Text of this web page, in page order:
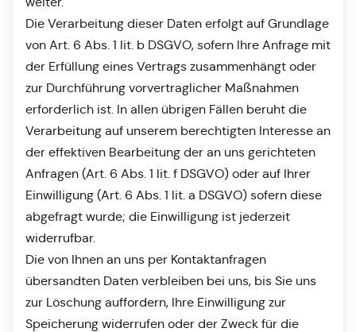
Die Verarbeitung dieser Daten erfolgt auf Grundlage
von Art. 6 Abs. 1 lit. b DSGVO, sofern Ihre Anfrage mit
der Erfüllung eines Vertrags zusammenhängt oder
zur Durchführung vorvertraglicher Maßnahmen
erforderlich ist. In allen übrigen Fällen beruht die
Verarbeitung auf unserem berechtigten Interesse an
der effektiven Bearbeitung der an uns gerichteten
Anfragen (Art. 6 Abs. 1 lit. f DSGVO) oder auf Ihrer
Einwilligung (Art. 6 Abs. 1 lit. a DSGVO) sofern diese
abgefragt wurde; die Einwilligung ist jederzeit
widerrufbar.
Die von Ihnen an uns per Kontaktanfragen
übersandten Daten verbleiben bei uns, bis Sie uns
zur Löschung auffordern, Ihre Einwilligung zur
Speicherung widerrufen oder der Zweck für die